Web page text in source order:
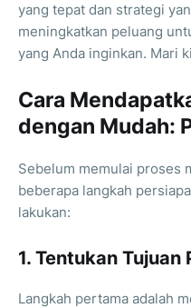
yang tepat dan strategi
meningkatkan peluang
yang Anda inginkan. Mari
Cara
dengan Mudah:
Sebelum memulai proses
beberapa langkah
lakukan:
1. Tentukan
Langkah pertama adalah